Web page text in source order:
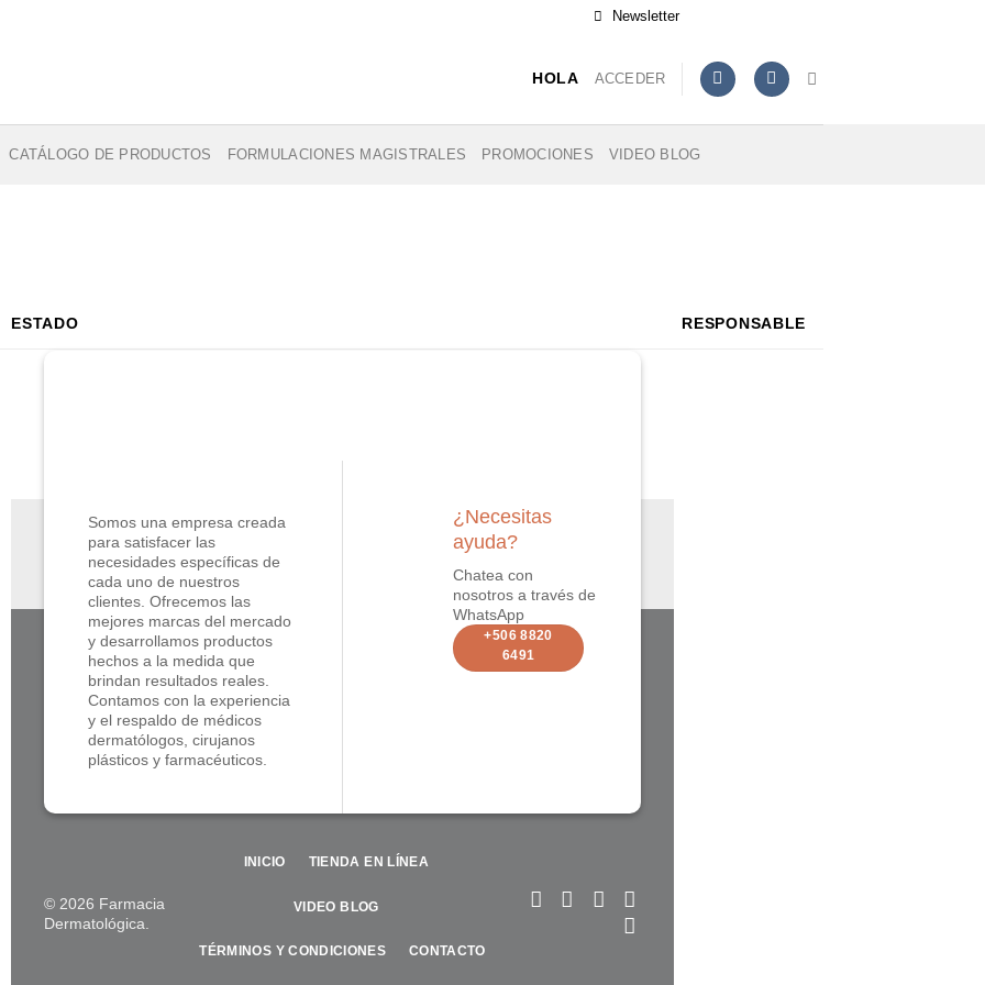
Newsletter
HOLA ACCEDER
CATÁLOGO DE PRODUCTOS FORMULACIONES MAGISTRALES PROMOCIONES VIDEO BLOG
ESTADO RESPONSABLE
Somos una empresa creada
para satisfacer las
necesidades específicas de
cada uno de nuestros
clientes. Ofrecemos las
mejores marcas del mercado
y desarrollamos productos
hechos a la medida que
brindan resultados reales.
Contamos con la experiencia
y el respaldo de médicos
dermatólogos, cirujanos
plásticos y farmacéuticos.
¿Necesitas
ayuda?
Chatea con
nosotros a través de
WhatsApp
+506 8820
6491
© 2026 Farmacia
Dermatológica.
INICIO TIENDA EN LÍNEA
VIDEO BLOG
TÉRMINOS Y CONDICIONES CONTACTO